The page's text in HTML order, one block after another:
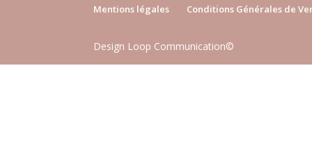
50,00€
Mentions légales Conditions Générales de
Design Loop Communication©